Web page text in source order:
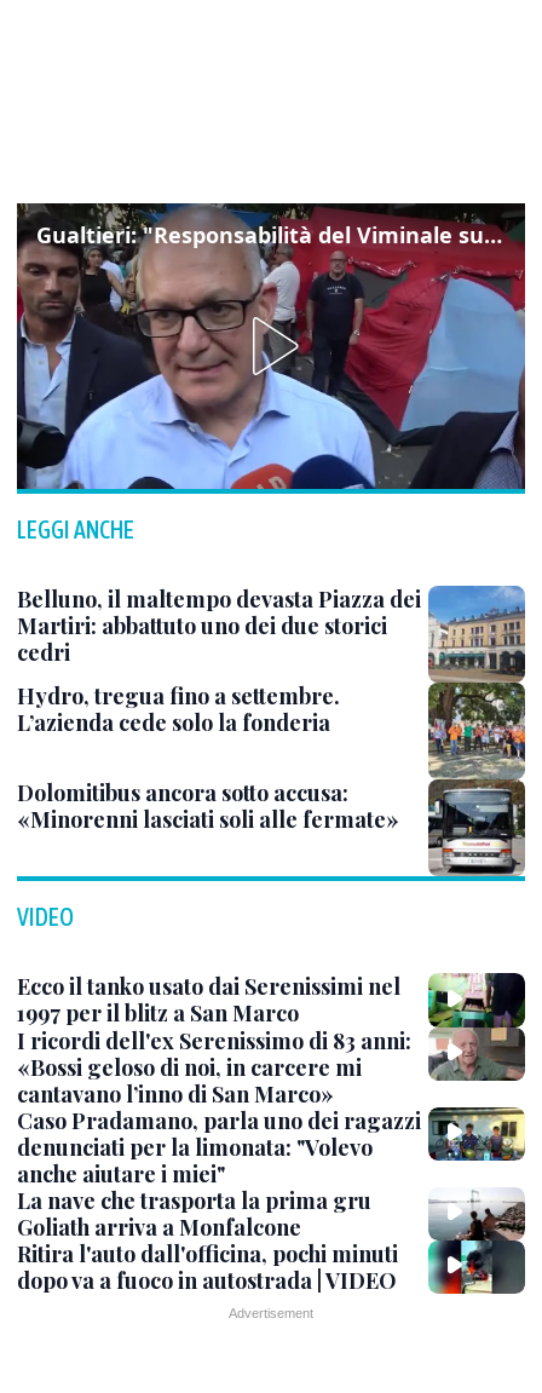
Gualtieri: "Responsabilità del Viminale su Spin Time? La posizione dei partiti è nota"
LEGGI ANCHE
Belluno, il maltempo devasta Piazza dei
Martiri: abbattuto uno dei due storici
cedri
Hydro, tregua fino a settembre.
L’azienda cede solo la fonderia
Dolomitibus ancora sotto accusa:
«Minorenni lasciati soli alle fermate»
VIDEO
Ecco il tanko usato dai Serenissimi nel
1997 per il blitz a San Marco
I ricordi dell'ex Serenissimo di 83 anni:
«Bossi geloso di noi, in carcere mi
cantavano l’inno di San Marco»
Caso Pradamano, parla uno dei ragazzi
denunciati per la limonata: "Volevo
anche aiutare i miei"
La nave che trasporta la prima gru
Goliath arriva a Monfalcone
Ritira l'auto dall'officina, pochi minuti
dopo va a fuoco in autostrada | VIDEO